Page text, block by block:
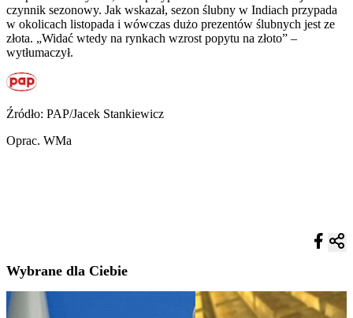
czynnik sezonowy. Jak wskazał, sezon ślubny w Indiach przypada
w okolicach listopada i wówczas dużo prezentów ślubnych jest ze
złota. „Widać wtedy na rynkach wzrost popytu na złoto” –
wytłumaczył.
Źródło: PAP/Jacek Stankiewicz
Oprac. WMa
Wybrane dla Ciebie